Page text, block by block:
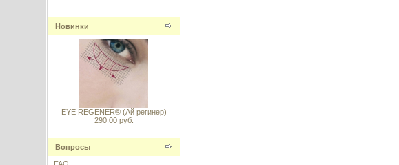
Флакон прозрачный 400 мл с
флип-топом
---------
Syn-Ake (Син-эйк) АНАЛОГ
Новинки
EYE REGENER® (Ай регинер)
290.00 руб.
Вопросы